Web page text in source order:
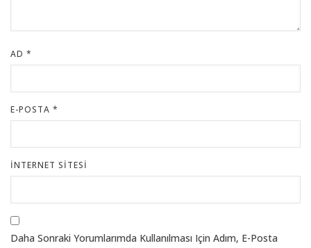
AD *
E-POSTA *
İNTERNET SITESI
Daha Sonraki Yorumlarımda Kullanılması Için Adım, E-Posta